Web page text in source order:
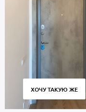
ХОЧУ ТАКУЮ ЖЕ